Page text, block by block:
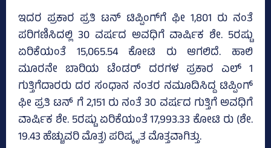
ಇದರ ಪ್ರಕಾರ ಪ್ರತಿ ಟನ್‌ ಟಿಪ್ಪಿಂಗ್‌ಗೆ ಫೀ 1,801 ರು ನಂತೆ
ಪರಿಗಣಿಸಿದಲ್ಲಿ 30 ವರ್ಷದ ಅವಧಿಗೆ ವಾರ್ಷಿಕ ಶೇ. 5ರಷ್ಟು
ಏರಿಕೆಯಂತೆ 15,065.54 ಕೋಟಿ ರು ಆಗಲಿದೆ. ಹಾಲಿ
ಮೂರನೇ ಬಾರಿಯ ಟೆಂಡರ್ ದರಗಳ ಪ್ರಕಾರ ಎಲ್‌ 1
ಗುತ್ತಿಗೆದಾರರು ದರ ಸಂಧಾನ ನಂತರ ನಮೂದಿಸಿದ್ದ ಟಿಪ್ಪಿಂಗ್‌
ಫೀ ಪ್ರತಿ ಟನ್ ಗೆ 2,151 ರು ನಂತೆ 30 ವರ್ಷದ ಗುತ್ತಿಗೆ ಅವಧಿಗೆ
ವಾರ್ಷಿಕ ಶೇ. 5ರಷ್ಟು ಏರಿಕೆಯಂತೆ 17,993.33 ಕೋಟಿ ರು (ಶೇ.
19.43 ಹೆಚ್ಚುವರಿ ಮೊತ್ತ) ಪರಿಷ್ಕೃತ ಮೊತ್ತವಾಗಿತ್ತು.